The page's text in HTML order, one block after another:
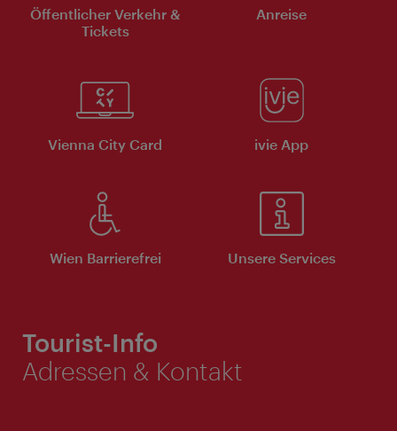
Öffentlicher Verkehr &
Tickets
Anreise
Vienna City Card ivie App
Wien Barrierefrei Unsere Services
Tourist-Info
Adressen & Kontakt